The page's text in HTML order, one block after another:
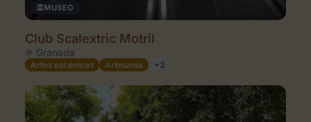
MUSEO
Club Scalextric Motril
Granada
Artes escénicas Artesanía +3